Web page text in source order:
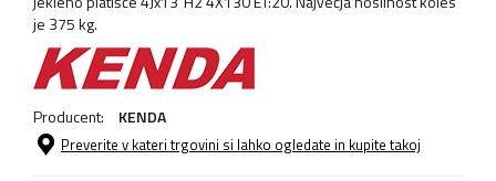
je 375 kg.
Producent: KENDA
Preverite v kateri trgovini si lahko ogledate in kupite takoj